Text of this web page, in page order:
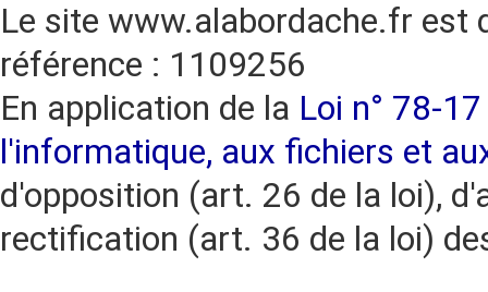
Le site www.alabordache.fr est
référence : 1109256
En application de la Loi n° 78-
l'informatique, aux fichiers et
d'opposition (art. 26 de la loi),
rectification (art. 36 de la loi)